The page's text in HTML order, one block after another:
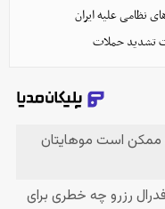
نظامی علیه ایران
تشدید حملات